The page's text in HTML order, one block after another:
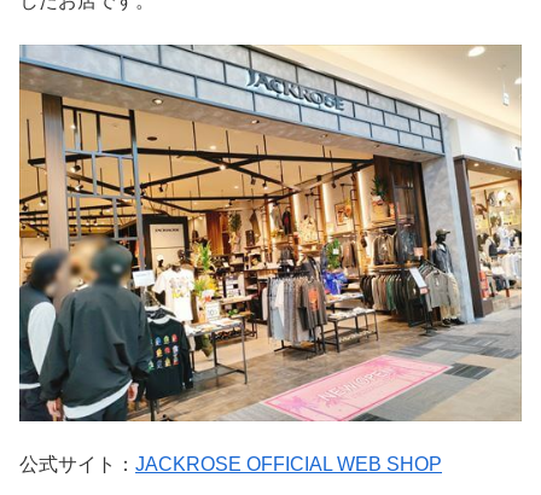
公式サイト： JACKROSE OFFICIAL WEB SHOP